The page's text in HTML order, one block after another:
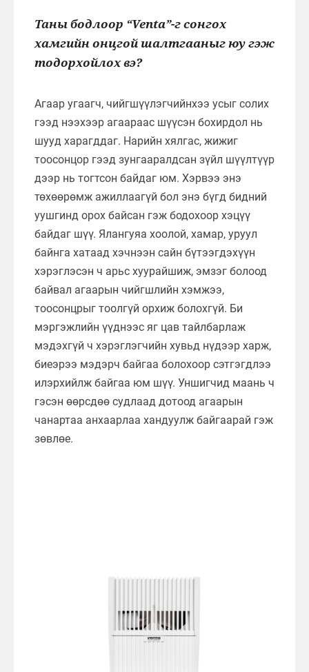
Таны бодлоор “Venta”-г сонгох
хамгийн онцгой шалтгааныг юу гэж
тодорхойлох вэ?
Агаар угаагч, чийгшүүлэгчийнхээ усыг солих
гээд нээхээр агаараас шүүсэн бохирдол нь
шууд харагддаг. Нарийн хялгас, жижиг
тоосонцор гээд зунгааралдсан зүйл шүүлтүүр
дээр нь тогтсон байдаг юм. Хэрвээ энэ
төхөөрөмж ажиллаагүй бол энэ бүгд бидний
уушгинд орох байсан гэж бодохоор хэцүү
байдаг шүү. Ялангуяа хоолой, хамар, уруул
байнга хатаад хэчнээн сайн бүтээгдэхүүн
хэрэглэсэн ч арьс хуурайшиж, эмзэг болоод
байвал агаарын чийгшлийн хэмжээ,
тоосонцрыг тоолгүй орхиж болохгүй. Би
мэргэжлийн үүднээс яг цав тайлбарлаж
мэдэхгүй ч хэрэглэгчийн хувьд нүдээр харж,
биеэрээ мэдэрч байгаа болохоор сэтгэгдлээ
илэрхийлж байгаа юм шүү. Уншигчид маань ч
гэсэн өөрсдөө судлаад дотоод агаарын
чанартаа анхаарлаа хандуулж байгаарай гэж
зөвлөе.